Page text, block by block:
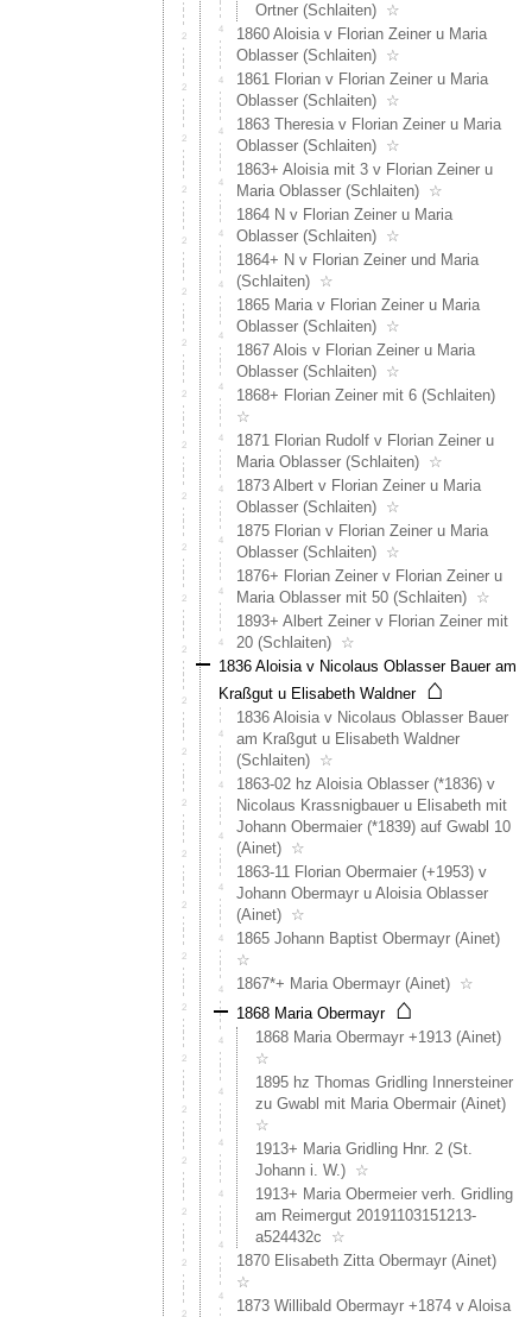
Ortner (Schlaiten)
☆
1860 Aloisia v Florian Zeiner u Maria
Oblasser (Schlaiten)
☆
1861 Florian v Florian Zeiner u Maria
Oblasser (Schlaiten)
☆
1863 Theresia v Florian Zeiner u Maria
Oblasser (Schlaiten)
☆
1863+ Aloisia mit 3 v Florian Zeiner u
Maria Oblasser (Schlaiten)
☆
1864 N v Florian Zeiner u Maria
Oblasser (Schlaiten)
☆
1864+ N v Florian Zeiner und Maria
(Schlaiten)
☆
1865 Maria v Florian Zeiner u Maria
Oblasser (Schlaiten)
☆
1867 Alois v Florian Zeiner u Maria
Oblasser (Schlaiten)
☆
1868+ Florian Zeiner mit 6 (Schlaiten)
☆
1871 Florian Rudolf v Florian Zeiner u
Maria Oblasser (Schlaiten)
☆
1873 Albert v Florian Zeiner u Maria
Oblasser (Schlaiten)
☆
1875 Florian v Florian Zeiner u Maria
Oblasser (Schlaiten)
☆
1876+ Florian Zeiner v Florian Zeiner u
Maria Oblasser mit 50 (Schlaiten)
☆
1893+ Albert Zeiner v Florian Zeiner mit
20 (Schlaiten)
☆
1836 Aloisia v Nicolaus Oblasser Bauer am
Kraßgut u Elisabeth Waldner
⌂
1836 Aloisia v Nicolaus Oblasser Bauer
am Kraßgut u Elisabeth Waldner
(Schlaiten)
☆
1863-02 hz Aloisia Oblasser (*1836) v
Nicolaus Krassnigbauer u Elisabeth mit
Johann Obermaier (*1839) auf Gwabl 10
(Ainet)
☆
1863-11 Florian Obermaier (+1953) v
Johann Obermayr u Aloisia Oblasser
(Ainet)
☆
1865 Johann Baptist Obermayr (Ainet)
☆
1867*+ Maria Obermayr (Ainet)
☆
1868 Maria Obermayr
⌂
1868 Maria Obermayr +1913 (Ainet)
☆
1895 hz Thomas Gridling Innersteiner
zu Gwabl mit Maria Obermair (Ainet)
☆
1913+ Maria Gridling Hnr. 2 (St.
Johann i. W.)
☆
1913+ Maria Obermeier verh. Gridling
am Reimergut 20191103151213-
a524432c
☆
1870 Elisabeth Zitta Obermayr (Ainet)
☆
1873 Willibald Obermayr +1874 v Aloisa